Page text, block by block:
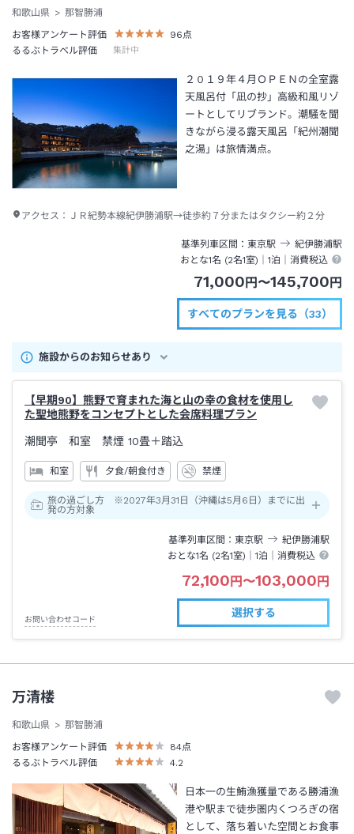
和歌山県
那智勝浦
お客様アンケート評価
96点
るるぶトラベル評価
集計中
２０１９年４月ＯＰＥＮの全室露
天風呂付「凪の抄」高級和風リゾ
ートとしてリブランド。潮騒を聞
きながら浸る露天風呂「紀州潮聞
之湯」は旅情満点。
アクセス： ＪＲ紀勢本線紀伊勝浦駅→徒歩約７分またはタクシー約２分
基準列車区間 東京駅 紀伊勝浦駅
おとな1名 (2名1室)｜1泊 ｜消費税込
71,000円〜145,700円
すべてのプランを見る（33）
施設からのお知らせあり
【早期90】熊野で育まれた海と山の幸の食材を使用し
た聖地熊野をコンセプトとした会席料理プラン
潮聞亭 和室 禁煙 10畳＋踏込
和室 夕食/朝食付き 禁煙
旅の過ごし方 ※2027年3月31日（沖縄は5月6日）までに出
発の方対象
基準列車区間 東京駅 紀伊勝浦駅
おとな1名 (2名1室)｜1泊 ｜消費税込
72,100円〜103,000円
お問い合わせコード
選択する
万清楼
和歌山県
那智勝浦
お客様アンケート評価
84点
るるぶトラベル評価
4.2
日本一の生鮪漁獲量である勝浦漁
港や駅まで徒歩圏内くつろぎの宿
として、落ち着いた空間とお食事